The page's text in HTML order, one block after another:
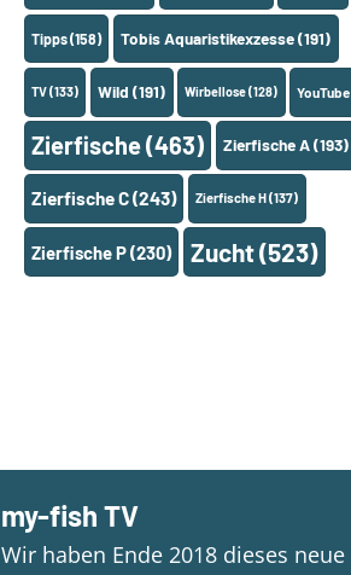
Tipps(158) Tobis Aquaristikexzesse(191)
TV(133) Wild (191) Wirbellose(128) YouTube
Zierfische(463) Zierfische A(193)
Zierfische C(243) Zierfische H(137)
Zierfische P(230) Zucht(523)
my-fish TV
Wir haben Ende 2018 dieses neue